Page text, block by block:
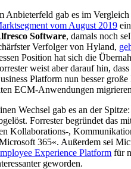
Anbieterfeld gab es im
vom August 2019
Software, damals noch
Verfolger von Hyland,
Position hat sich die
weist aber darauf hin,
Platform nun besser
ECM-Anwendungen
Wechsel gab es an der
Forrester begründet das
Kollaborations-,
365«. Außerdem sei
Experience Platform für
geworden.